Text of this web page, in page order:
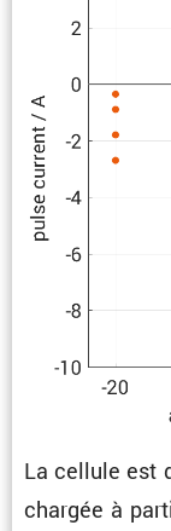
La cellule est
chargée à